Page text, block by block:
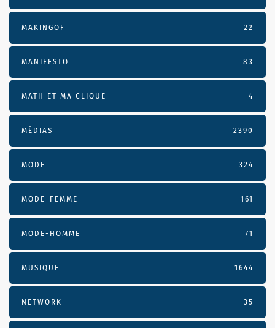
MAKINGOF 22
MANIFESTO 83
MATH ET MA CLIQUE 4
MÉDIAS 2390
MODE 324
MODE-FEMME 161
MODE-HOMME 71
MUSIQUE 1644
NETWORK 35